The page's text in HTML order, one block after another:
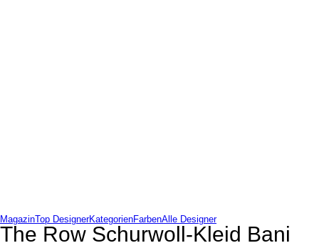
MagazinTop DesignerKategorienFarbenAlle Designer
The Row Schurwoll-Kleid Bani